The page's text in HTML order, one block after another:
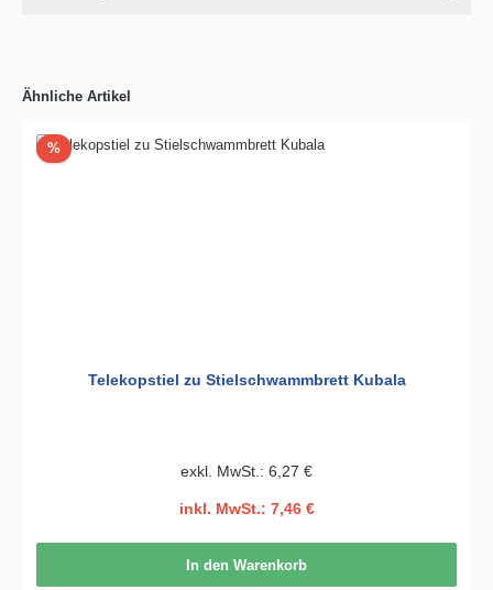
Ähnliche Artikel
%Rabatt
Telekopstiel zu Stielschwammbrett Kubala
exkl. MwSt.: 6,27 €
inkl. MwSt.: 7,46 €
In den Warenkorb